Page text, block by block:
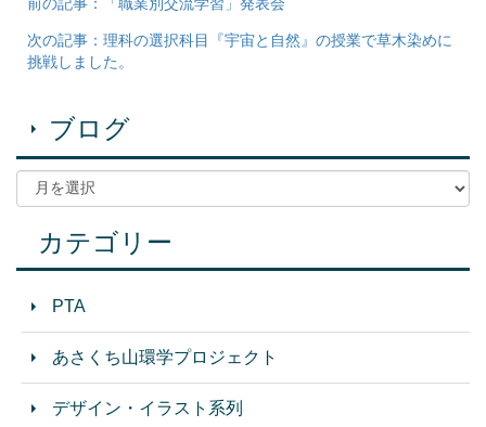
次の記事：理科の選択科目『宇宙と自然』の授業で草木染めに
挑戦しました。
ブログ
カテゴリー
PTA
あさくち山環学プロジェクト
デザイン・イラスト系列